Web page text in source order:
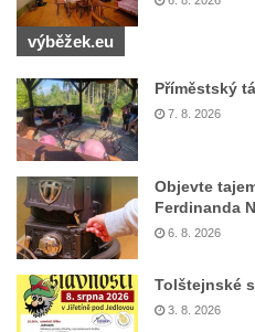
Pomník obětem válek v
Hrob vojáků Rudé armády na
Račicích
Račicích
Hrob Antonína Medáčka na
Račicích
Hrob Josefa Moravce a
na hřbitově v Dobříni
výběžek.eu
Příměstský
7. 8. 2026
Objevte
Ferdinanda
6. 8. 2026
Tolštejnské
3. 8. 2026